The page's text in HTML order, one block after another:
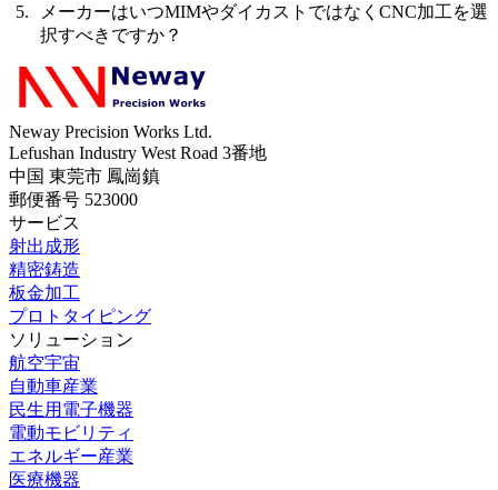
メーカーはいつMIMやダイカストではなくCNC加工を選
択すべきですか？
Neway Precision Works Ltd.
Lefushan Industry West Road 3番地
中国 東莞市 鳳崗鎮
郵便番号 523000
サービス
射出成形
精密鋳造
板金加工
プロトタイピング
ソリューション
航空宇宙
自動車産業
民生用電子機器
電動モビリティ
エネルギー産業
医療機器